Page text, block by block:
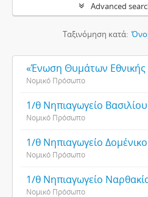
Advanced
Ταξινόμηση κατά:
Νομικό Πρόσωπο
1/θ Νηπιαγωγείο Βασιλίου
Νομικό Πρόσωπο
1/θ Νηπιαγωγείο
Νομικό Πρόσωπο
1/θ Νηπιαγωγείο
Νομικό Πρόσωπο